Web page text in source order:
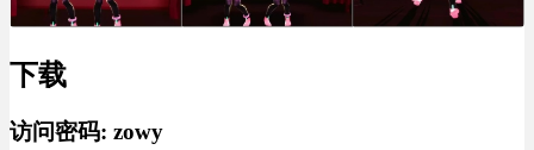
下载
访问密码: zowy